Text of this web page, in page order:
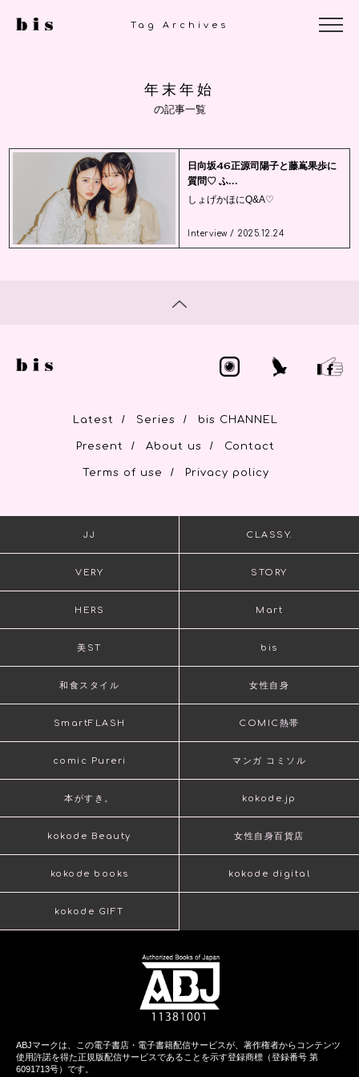
Tag Archives
年末年始
の記事一覧
日向坂46正源司陽子と藤嶌果歩に
質問♡ ふ...
しょげかほにQ&A♡
Interview / 2025.12.24
Latest / Series / bis CHANNEL
Present / About us / Contact
Terms of use / Privacy policy
JJ CLASSY.
VERY STORY
HERS Mart
美ST bis
和食スタイル 女性自身
SmartFLASH COMIC熱帯
comic Pureri マンガ コミソル
本がすき。 kokode.jp
kokode Beauty 女性自身百貨店
kokode books kokode digital
kokode GIFT
ABJマークは、この電子書店・電子書籍配信サービスが、著作権者からコンテンツ
使用許諾を得た正規版配信サービスであることを示す登録商標（登録番号 第
6091713号）です。